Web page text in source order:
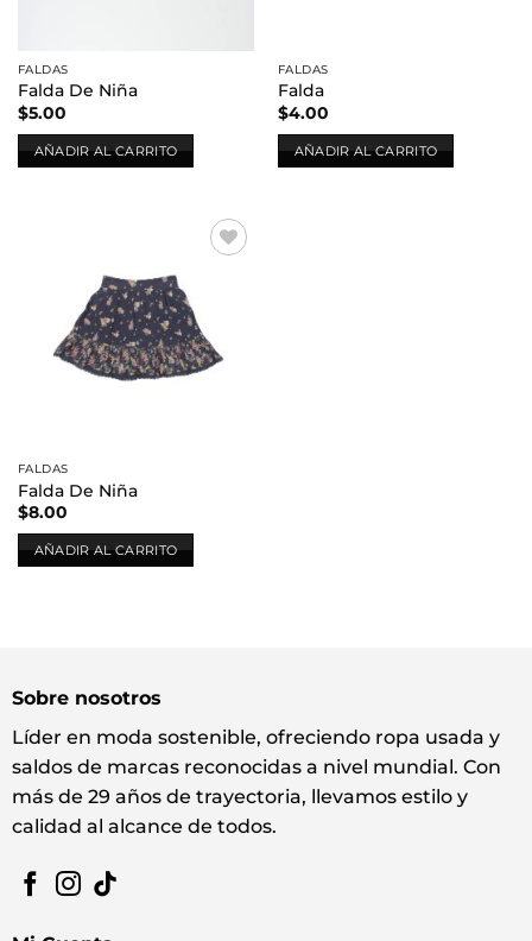
FALDAS
Falda De Niña
$5.00
AÑADIR AL CARRITO
FALDAS
Falda
$4.00
AÑADIR AL CARRITO
deseos
FALDAS
Falda De Niña
$8.00
AÑADIR AL CARRITO
Sobre nosotros
Líder en moda sostenible, ofreciendo ropa usada y
saldos de marcas reconocidas a nivel mundial. Con
más de 29 años de trayectoria, llevamos estilo y
calidad al alcance de todos.